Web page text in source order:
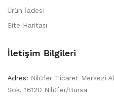
Ürün İadesi
Site Haritası
İletişim Bilgileri
Adres: Nilüfer Ticaret Merkezi
Sok, 16120 Nilüfer/Bursa